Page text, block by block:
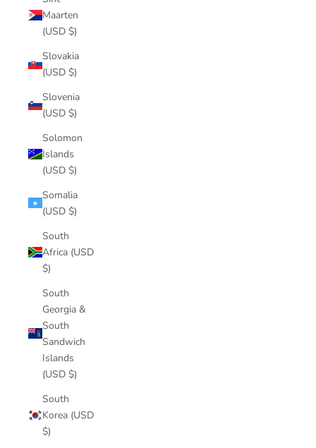
Maarten
(USD $)
Slovakia
(USD $)
Slovenia
(USD $)
Solomon
Islands
(USD $)
Somalia
(USD $)
South
Africa (USD
$)
South
Georgia &
South
Sandwich
Islands
(USD $)
South
Korea (USD
$)